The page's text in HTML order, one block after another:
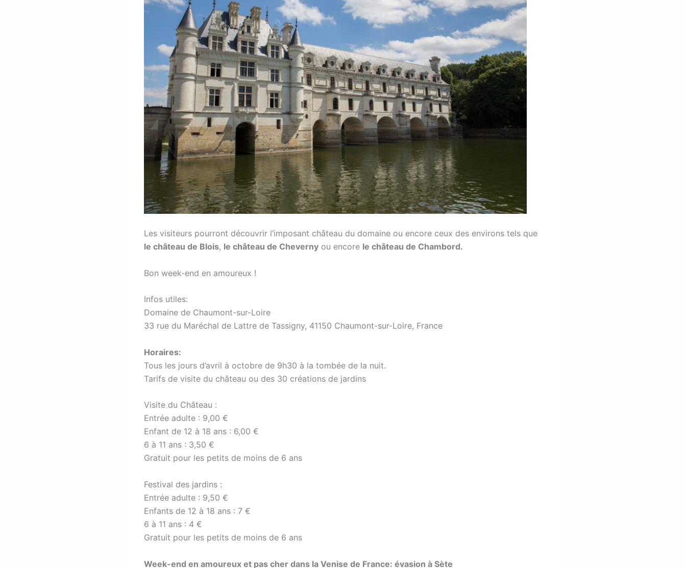
Les visiteurs pourront découvrir l’imposant château du domaine ou encore ceux des environs tels que
le château de Blois, le château de Cheverny ou encore le château de Chambord.
Bon week-end en amoureux !
Infos utiles:
Domaine de Chaumont-sur-Loire
33 rue du Maréchal de Lattre de Tassigny, 41150 Chaumont-sur-Loire, France
Horaires:
Tous les jours d’avril à octobre de 9h30 à la tombée de la nuit.
Tarifs de visite du château ou des 30 créations de jardins
Visite du Château :
Entrée adulte : 9,00 €
Enfant de 12 à 18 ans : 6,00 €
6 à 11 ans : 3,50 €
Gratuit pour les petits de moins de 6 ans
Festival des jardins :
Entrée adulte : 9,50 €
Enfants de 12 à 18 ans : 7 €
6 à 11 ans : 4 €
Gratuit pour les petits de moins de 6 ans
Week-end en amoureux et pas cher dans la Venise de France: évasion à Sète